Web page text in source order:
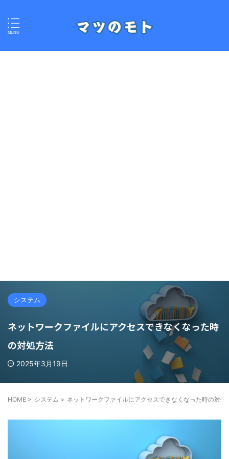
システム
ネットワークファイルにアクセスできなくなった時
の対処方法
2025年3月19日
HOME > システム > ネットワークファイルにアクセスできなくなった時の対処